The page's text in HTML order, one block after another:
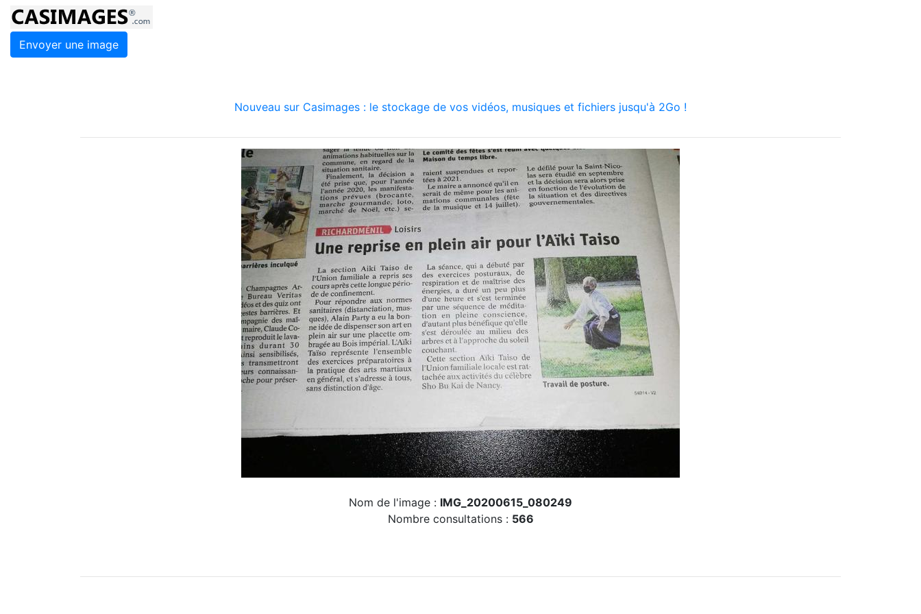
Envoyer une image
Nouveau sur Casimages : le stockage de vos vidéos, musiques et fichiers jusqu'à 2Go !
Nom de l'image : IMG_20200615_080249
Nombre consultations : 566